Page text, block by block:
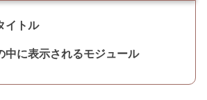
イトル
中に表示されるモジュール